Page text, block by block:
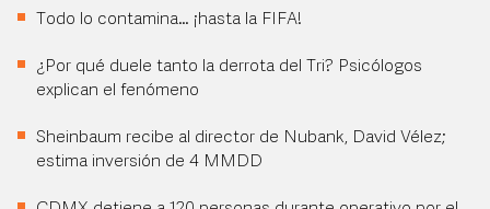
Todo lo contamina… ¡hasta la FIFA!
¿Por qué duele tanto la derrota del Tri? Psicólogos
explican el fenómeno
Sheinbaum recibe al director de Nubank, David Vélez;
estima inversión de 4 MMDD